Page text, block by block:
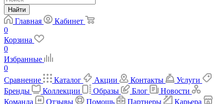
Найти
Главная
Кабинет
0
Корзина
0
Избранные
0
Сравнение
Каталог Акции Контакты
Услуги
Бренды
Коллекции Образы Блог
Новости
Команда
Отзывы Помощь Партнеры
Карьера